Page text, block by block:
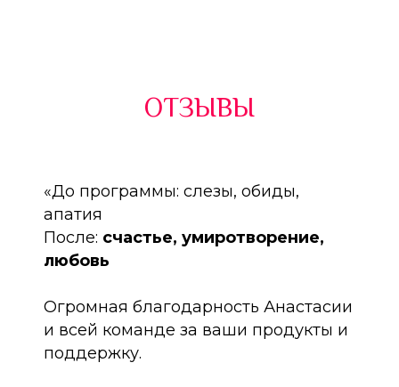
ОТЗЫВЫ
«До программы: слезы, обиды,
апатия
После: счастье, умиротворение,
любовь
Огромная благодарность Анастасии
и всей команде за ваши продукты и
поддержку.